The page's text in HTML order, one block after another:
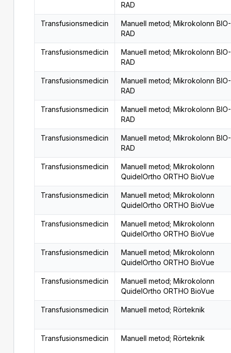
RAD
Transfusionsmedicin
Manuell metod; Mikrokolonn BIO-
RAD
Transfusionsmedicin
Manuell metod; Mikrokolonn BIO-
RAD
Transfusionsmedicin
Manuell metod; Mikrokolonn BIO-
RAD
Transfusionsmedicin
Manuell metod; Mikrokolonn BIO-
RAD
Transfusionsmedicin
Manuell metod; Mikrokolonn BIO-
RAD
Transfusionsmedicin
Manuell metod; Mikrokolonn
QuidelOrtho ORTHO BioVue
Transfusionsmedicin
Manuell metod; Mikrokolonn
QuidelOrtho ORTHO BioVue
Transfusionsmedicin
Manuell metod; Mikrokolonn
QuidelOrtho ORTHO BioVue
Transfusionsmedicin
Manuell metod; Mikrokolonn
QuidelOrtho ORTHO BioVue
Transfusionsmedicin
Manuell metod; Mikrokolonn
QuidelOrtho ORTHO BioVue
Transfusionsmedicin Manuell metod; Rörteknik
Transfusionsmedicin Manuell metod; Rörteknik